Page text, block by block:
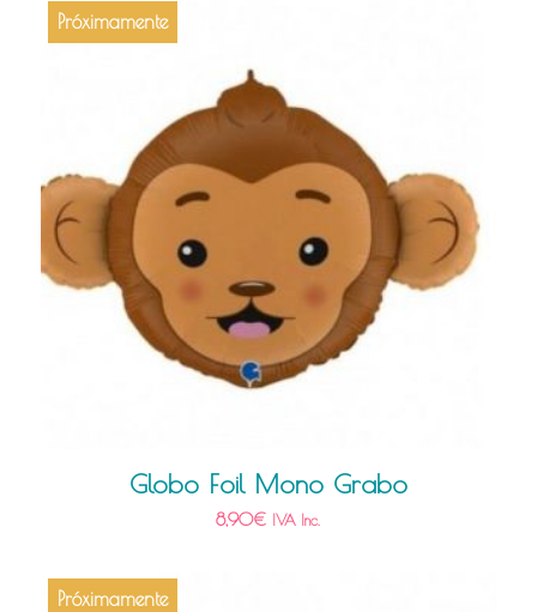
Próximamente
Globo Foil Mono Grabo
8,90€ IVA Inc.
Próximamente